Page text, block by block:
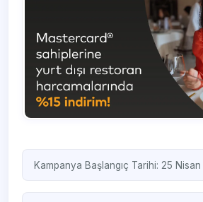
Kampanya Başlangıç Tarihi: 25